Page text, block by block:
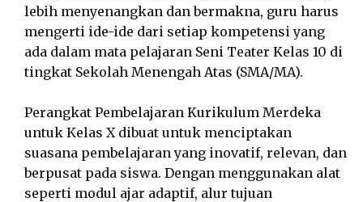
lebih menyenangkan dan bermakna, guru harus
mengerti ide-ide dari setiap kompetensi yang
ada dalam mata pelajaran Seni Teater Kelas 10 di
tingkat Sekolah Menengah Atas (SMA/MA).
Perangkat Pembelajaran Kurikulum Merdeka
untuk Kelas X dibuat untuk menciptakan
suasana pembelajaran yang inovatif, relevan, dan
berpusat pada siswa. Dengan menggunakan alat
seperti modul ajar adaptif, alur tujuan